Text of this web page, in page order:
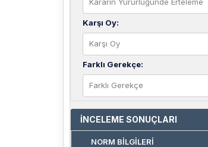
Karşı Oy:
Karşı Oy
Farklı Gerekçe:
Farklı Gerekçe
İNCELEME SONUÇLARI
NORM BİLGİLERİ